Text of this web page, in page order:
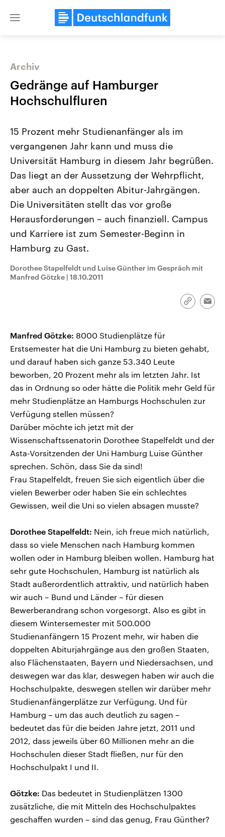
Close
Landtagswahl Sachsen-Anhalt
Alle Informationen
Sachsen-Anhalt wählt am 6.
September 2026 einen neuen
Landtag. Seit 2021 wird das
Bundesland von einer Koalition aus
CDU, SPD und FDP regiert.-
Umfragen, Prognosen,
Wahlprogramme, aktuelle Berichte
und Hintergründe zu den Parteien
und Kandidaten der anstehenden
Wahl.
USA
Hintergründe
Wirtschaftlich und
gehören die Vereinigten
den mächtigsten Ländern
mit großem Einfluss auf
aktuelle Weltgeschehen.
Sendungen
Audio-Archiv
Archiv
Gedränge auf Hamburger
Hochschulfluren
15 Prozent mehr Studienanfänger als im
vergangenen Jahr kann und muss die
Universität Hamburg in diesem Jahr begrüßen.
Das liegt an der Aussetzung der Wehrpflicht,
aber auch an doppelten Abitur-Jahrgängen.
Die Universitäten stellt das vor große
Herausforderungen – auch finanziell. Campus
und Karriere ist zum Semester-Beginn in
Hamburg zu Gast.
Dorothee Stapelfeldt und Luise Günther im Gespräch mit
Manfred Götzke | 18.10.2011
Link
Manfred Götzke: 8000 Studienplätze für
Erstsemester hat die Uni Hamburg zu bieten gehabt,
und darauf haben sich ganze 53.340 Leute
beworben, 20 Prozent mehr als im letzten Jahr. Ist
das in Ordnung so oder hätte die Politik mehr Geld für
mehr Studienplätze an Hamburgs Hochschulen zur
Verfügung stellen müssen?
Darüber möchte ich jetzt mit der
Wissenschaftssenatorin Dorothee Stapelfeldt und der
Asta-Vorsitzenden der Uni Hamburg Luise Günther
sprechen. Schön, dass Sie da sind!
Frau Stapelfeldt, freuen Sie sich eigentlich über die
vielen Bewerber oder haben Sie ein schlechtes
Gewissen, weil die Uni so vielen absagen musste?
Dorothee Stapelfeldt: Nein, ich freue mich natürlich,
dass so viele Menschen nach Hamburg kommen
wollen oder in Hamburg bleiben wollen. Hamburg hat
sehr gute Hochschulen, Hamburg ist natürlich als
Stadt außerordentlich attraktiv, und natürlich haben
wir auch – Bund und Länder – für diesen
Bewerberandrang schon vorgesorgt. Also es gibt in
diesem Wintersemester mit 500.000
Studienanfängern 15 Prozent mehr, wir haben die
doppelten Abiturjahrgänge aus den großen Staaten,
also Flächenstaaten, Bayern und Niedersachsen, und
deswegen war das klar, deswegen haben wir auch die
Hochschulpakte, deswegen stellen wir darüber mehr
Studienanfängerplätze zur Verfügung. Und für
Hamburg – um das auch deutlich zu sagen –
bedeutet das für die beiden Jahre jetzt, 2011 und
2012, dass jeweils über 60 Millionen mehr an die
Hochschulen dieser Stadt fließen, nur für den
Hochschulpakt I und II.
Götzke: Das bedeutet in Studienplätzen 1300
zusätzliche, die mit Mitteln des Hochschulpaktes
geschaffen wurden – sind das genug, Frau Günther?